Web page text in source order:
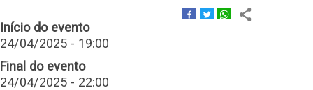
Início do evento
24/04/2025 - 19:00
Final do evento
24/04/2025 - 22:00